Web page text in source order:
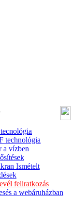
technológia
a vízben
Ismételt
feliratkozás
a webáruházban